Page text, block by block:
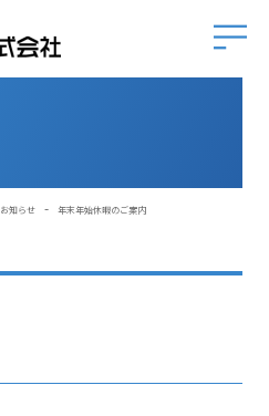
中部科
お知らせ - 年末年始休暇のご案内